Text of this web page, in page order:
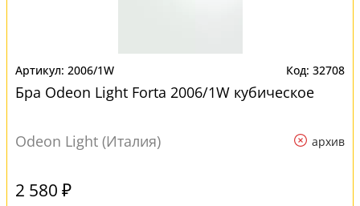
2006/1W 32708
Бра Odeon Light Forta 2006/1W кубическое
Odeon Light (Италия) архив
2 580 ₽